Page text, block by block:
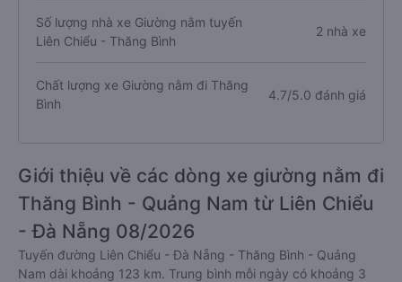
Số lượng nhà xe Giường nằm tuyến
Liên Chiểu - Thăng Bình
2 nhà xe
Chất lượng xe Giường nằm đi Thăng
Bình
4.7/5.0 đánh giá
Giới thiệu về các dòng xe giường nằm đi
Thăng Bình - Quảng Nam từ Liên Chiểu
- Đà Nẵng 08/2026
Tuyến đường Liên Chiểu - Đà Nẵng - Thăng Bình - Quảng
Nam dài khoảng 123 km. Trung bình mỗi ngày có khoảng 3